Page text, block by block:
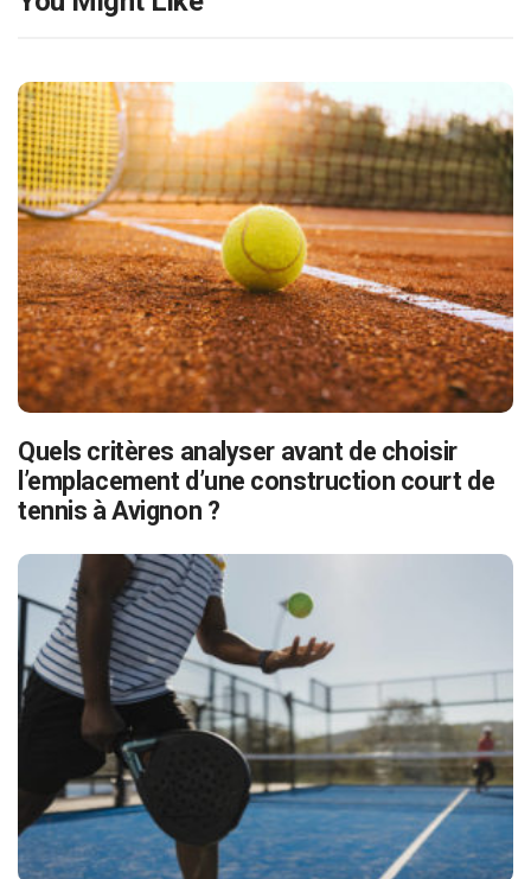
Quels critères analyser avant de choisir
l’emplacement d’une construction court de
tennis à Avignon ?